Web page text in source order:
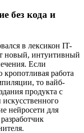
без кода и
в лексикон IT-
новый, интуитивный
Если
работа
то вайб-
продукта с
нейросети для